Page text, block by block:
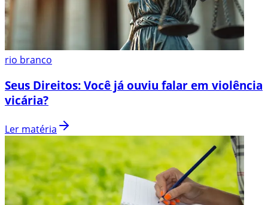
rio branco
Seus Direitos: Você já ouviu falar em violência
vicária?
Ler matéria